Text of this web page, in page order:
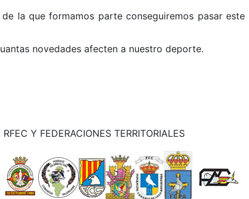
la que formamos parte conseguiremos pasar este
novedades afecten a nuestro deporte.
Y FEDERACIONES TERRITORIALES